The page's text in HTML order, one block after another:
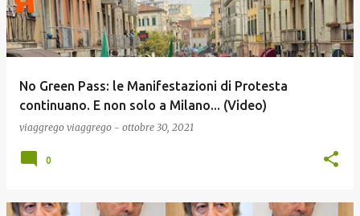
No Green Pass: le Manifestazioni di Protesta
continuano. E non solo a Milano... (Video)
viaggrego viaggrego - ottobre 30, 2021
0